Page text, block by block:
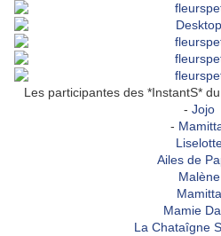
Les participantes des *InstantS*
- Jojo
-
Ailes de
Malène
Mamitta
Mamie
La Chataîgne